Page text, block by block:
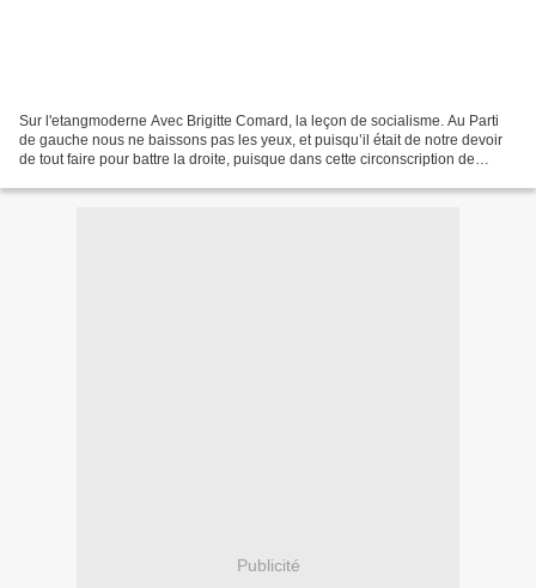
Sur l'etangmoderne Avec Brigitte Comard, la leçon de socialisme. Au Parti
de gauche nous ne baissons pas les yeux, et puisqu’il était de notre devoir
de tout faire pour battre la droite, puisque dans cette circonscription de
Publicité